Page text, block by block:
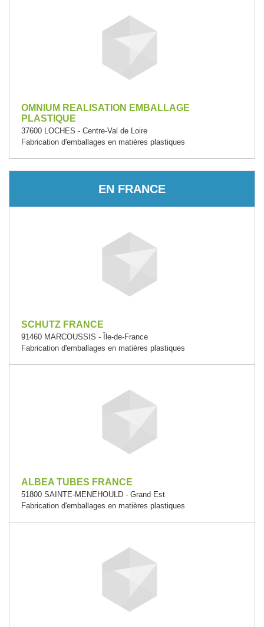
OMNIUM REALISATION EMBALLAGE
PLASTIQUE
37600 LOCHES - Centre-Val de Loire
Fabrication d'emballages en matières plastiques
EN FRANCE
SCHUTZ FRANCE
91460 MARCOUSSIS - Île-de-France
Fabrication d'emballages en matières plastiques
ALBEA TUBES FRANCE
51800 SAINTE-MENEHOULD - Grand Est
Fabrication d'emballages en matières plastiques